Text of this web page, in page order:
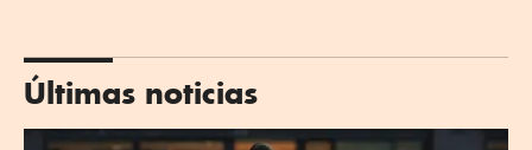
Últimas noticias